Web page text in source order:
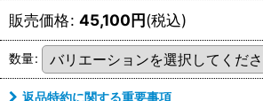
販売価格: 45,100円(税込)
数量:
返品特約に関する重要事項